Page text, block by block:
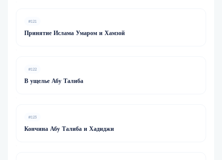
#121
Принятие Ислама Умаром и Хамзой
#122
В ущелье Абу Талиба
#123
Кончина Абу Талиба и Хадиджи